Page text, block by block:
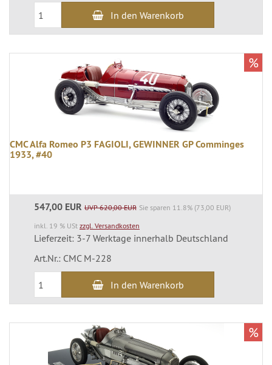
In den Warenkorb
CMC Alfa Romeo P3 FAGIOLI, GEWINNER GP Comminges
1933, #40
547,00 EUR UVP 620,00 EUR Sie sparen 11.8% (73,00 EUR)
inkl. 19 % USt zzgl. Versandkosten
Lieferzeit: 3-7 Werktage innerhalb Deutschland
Art.Nr.: CMC M-228
In den Warenkorb
%
%